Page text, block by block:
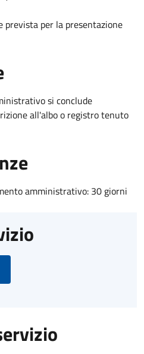
per la presentazione
si conclude
all'albo o registro tenuto
amministrativo: 30 giorni